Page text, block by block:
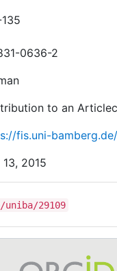
0636-2
to an
fis.uni-
2015
29109